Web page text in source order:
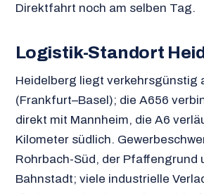
Direktfahrt noch am selben Tag.
Logistik-Standort
Heidelberg liegt verkehrsgünstig
(Frankfurt–Basel); die A656
direkt mit Mannheim, die A6
Kilometer südlich.
Rohrbach-Süd, der Pfaffengrund
Bahnstadt; viele industrielle